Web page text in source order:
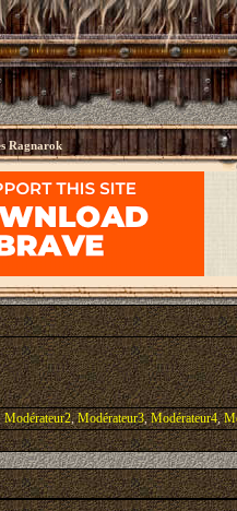
Ragnarok
Modérateur2,Modérateur3,Modérateur4,